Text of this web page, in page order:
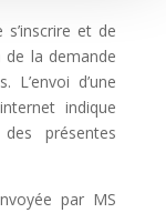
et de
la demande
L’envoi d’une
indique
présentes
par MS